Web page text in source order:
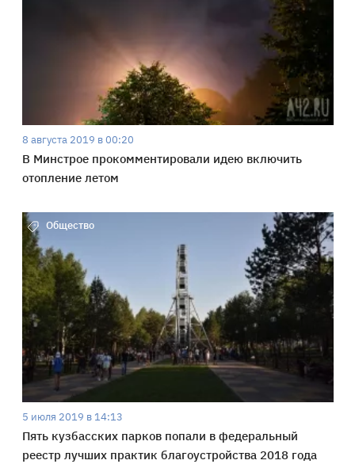
8 августа 2019 в 00:20
В Минстрое прокомментировали идею включить
отопление летом
Общество
5 июля 2019 в 14:13
Пять кузбасских парков попали в федеральный
реестр лучших практик благоустройства 2018 года